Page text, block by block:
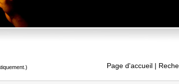
Page d'accueil |